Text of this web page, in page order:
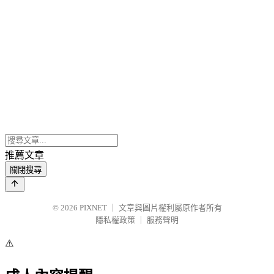
推薦文章
關閉搜尋
© 2026 PIXNET
文章與圖片權利屬原作者所有
隱私權政策
服務聲明
⚠️